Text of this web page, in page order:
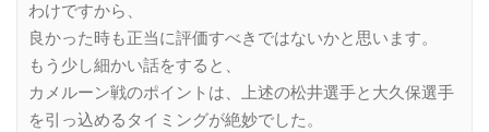
わけですから、
良かった時も正当に評価すべきではないかと思います。
もう少し細かい話をすると、
カメルーン戦のポイントは、上述の松井選手と大久保選手
を引っ込めるタイミングが絶妙でした。